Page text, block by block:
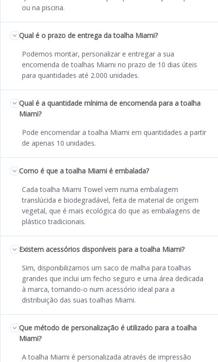
ou na piscina.
Qual é o prazo de entrega da toalha Miami?
Podemos montar, personalizar e entregar a sua
encomenda de toalhas Miami no prazo de 10 dias úteis
para quantidades até 2.000 unidades.
Qual é a quantidade mínima de encomenda para a toalha
Miami?
Pode encomendar a toalha Miami em quantidades a partir
de apenas 10 unidades.
Como é que a toalha Miami é embalada?
Cada toalha Miami Towel vem numa embalagem
translúcida e biodegradável, feita de material de origem
vegetal, que é mais ecológica do que as embalagens de
plástico tradicionais.
Existem acessórios disponíveis para a toalha Miami?
Sim, disponibilizamos um saco de malha para toalhas
grandes que inclui um fecho seguro e uma área dedicada
à marca, tornando-o num acessório ideal para a
distribuição das suas toalhas Miami.
Que método de personalização é utilizado para a toalha
Miami?
A toalha Miami é personalizada através de impressão